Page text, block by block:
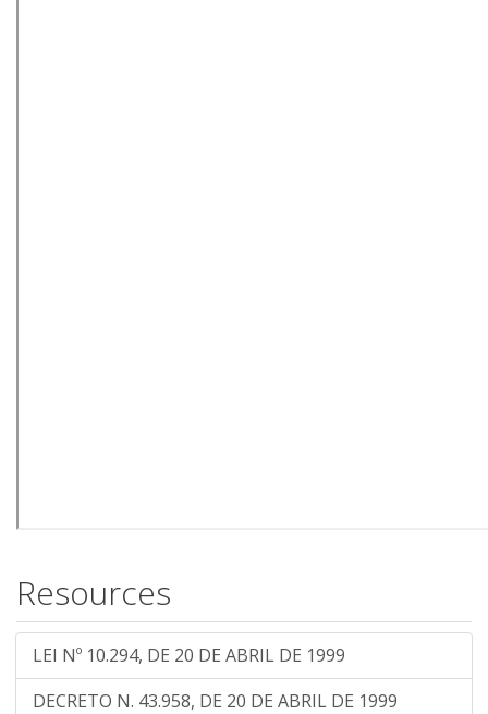
Resources
LEI Nº 10.294, DE 20 DE ABRIL DE 1999
DECRETO N. 43.958, DE 20 DE ABRIL DE 1999